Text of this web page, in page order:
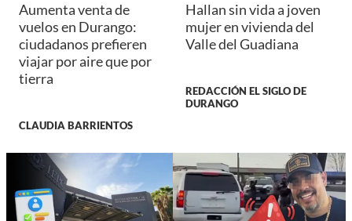
Aumenta venta de
vuelos en Durango:
ciudadanos prefieren
viajar por aire que por
tierra
CLAUDIA BARRIENTOS
Hallan sin vida a joven
mujer en vivienda del
Valle del Guadiana
REDACCIÓN EL SIGLO DE
DURANGO